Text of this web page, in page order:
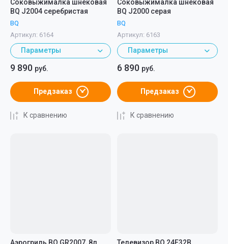
Соковыжималка шнековая
BQ J2004 серебристая
BQ
Артикул: 6164
Параметры
9 890 руб.
Предзаказ
К сравнению
Соковыжималка шнековая
BQ J2000 серая
BQ
Артикул: 6163
Параметры
6 890 руб.
Предзаказ
К сравнению